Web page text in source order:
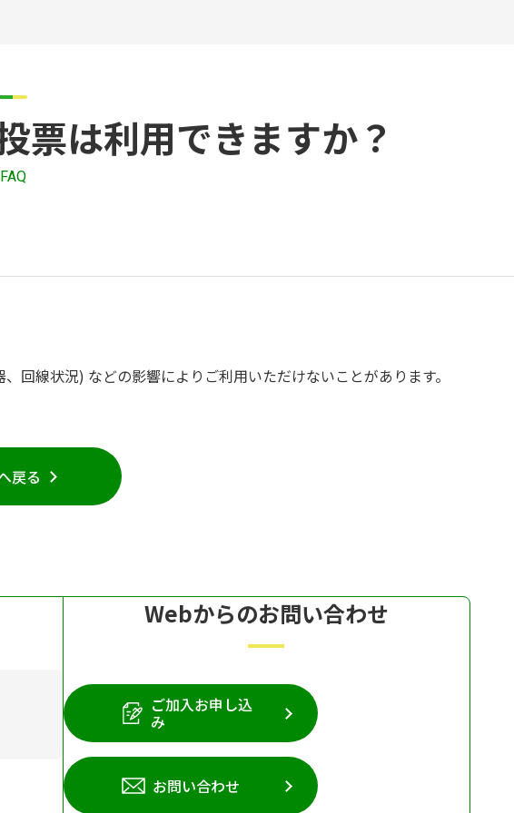
票は利用できますか？
FAQ
回線状況) などの影響によりご利用いただけないことがあります。
戻る
Webからのお問い合わせ
ご加入お申し込
み
お問い合わせ